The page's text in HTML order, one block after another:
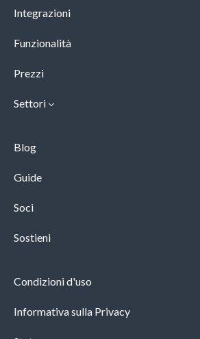
Integrazioni
Funzionalità
Prezzi
Settori
Blog
Guide
Soci
Sostieni
Condizioni d'uso
Informativa sulla Privacy